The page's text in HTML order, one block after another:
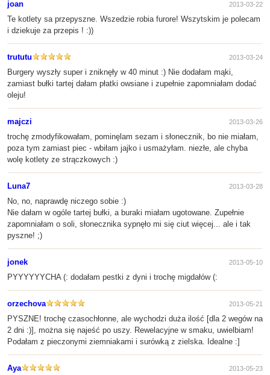
joan 2013-03-22
Te kotlety sa przepyszne. Wszedzie robia furore! Wszytskim je polecam
i dziekuje za przepis ! :))
trututu 2013-03-24
Burgery wyszły super i zniknęły w 40 minut :) Nie dodałam mąki,
zamiast bułki tartej dałam płatki owsiane i zupełnie zapomniałam dodać
oleju!
majczi 2013-03-26
trochę zmodyfikowałam, pominęlam sezam i słonecznik, bo nie miałam,
poza tym zamiast piec - wbiłam jajko i usmażyłam. niezłe, ale chyba
wolę kotlety ze strączkowych :)
Luna7 2013-03-28
No, no, naprawdę niczego sobie :)
Nie dałam w ogóle tartej bułki, a buraki miałam ugotowane. Zupełnie
zapomniałam o soli, słonecznika sypnęło mi się ciut więcej... ale i tak
pyszne! ;)
jonek 2013-05-10
PYYYYYYCHA (: dodałam pestki z dyni i trochę migdałów (:
orzechova 2013-05-21
PYSZNE! trochę czasochłonne, ale wychodzi duża ilość [dla 2 wegów na
2 dni :)], można się najeść po uszy. Rewelacyjne w smaku, uwielbiam!
Podałam z pieczonymi ziemniakami i surówką z zielska. Idealne :]
Aya 2013-05-23